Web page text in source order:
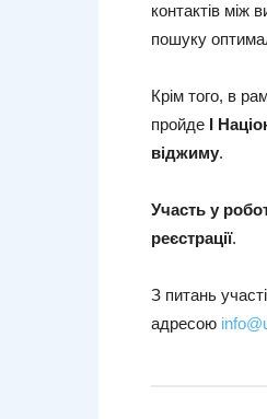
контактів між
пошуку
Крім того, в
пройде I
віджиму.
Участь у
реєстрації.
З питань
адресою